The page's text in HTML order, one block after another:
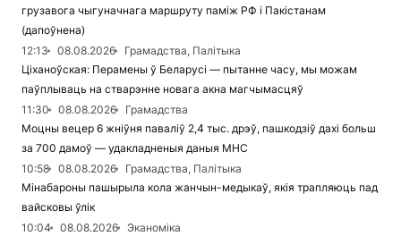
грузавога чыгуначнага маршруту паміж РФ і Пакістанам
(дапоўнена)
12:13
08.08.2026
Грамадства, Палітыка
Ціханоўская: Перамены ў Беларусі — пытанне часу, мы можам
паўплываць на стварэнне новага акна магчымасцяў
11:30
08.08.2026
Грамадства
Моцны вецер 6 жніўня паваліў 2,4 тыс. дрэў, пашкодзіў дахі больш
за 700 дамоў — удакладненыя даныя МНС
10:58
08.08.2026
Грамадства, Палітыка
Мінабароны пашырыла кола жанчын-медыкаў, якія трапляюць пад
вайсковы ўлік
10:04
08.08.2026
Эканоміка